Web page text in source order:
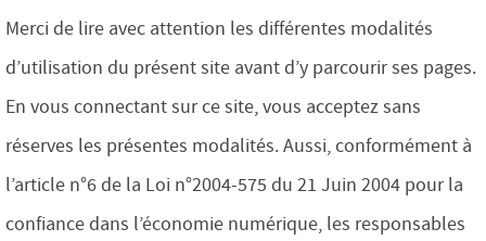
Merci de lire avec attention les différentes modalités
d’utilisation du présent site avant d’y parcourir ses pages.
En vous connectant sur ce site, vous acceptez sans
réserves les présentes modalités. Aussi, conformément à
l’article n°6 de la Loi n°2004-575 du 21 Juin 2004 pour la
confiance dans l’économie numérique, les responsables